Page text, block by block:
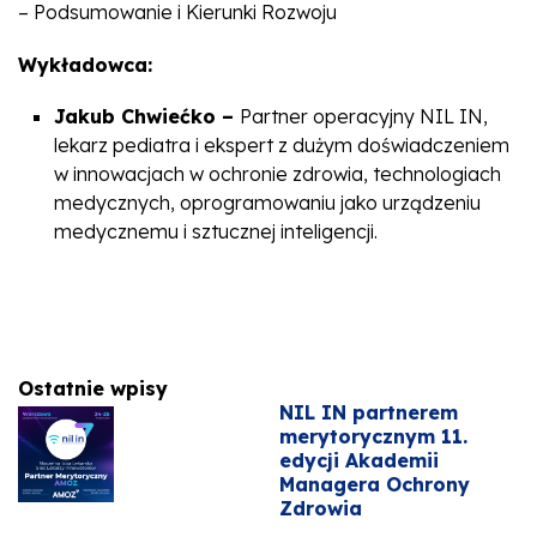
– Podsumowanie i Kierunki Rozwoju
Wykładowca:
Jakub Chwiećko – Partner operacyjny NIL IN,
lekarz pediatra i ekspert z dużym doświadczeniem
w innowacjach w ochronie zdrowia, technologiach
medycznych, oprogramowaniu jako urządzeniu
medycznemu i sztucznej inteligencji.
Ostatnie wpisy
NIL IN partnerem
merytorycznym 11.
edycji Akademii
Managera Ochrony
Zdrowia